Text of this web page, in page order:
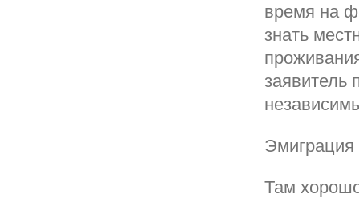
время на
знать
заявитель
Эмиграция
Там